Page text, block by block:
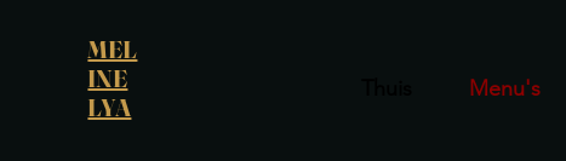
MEL
INE
LYA
Menu's